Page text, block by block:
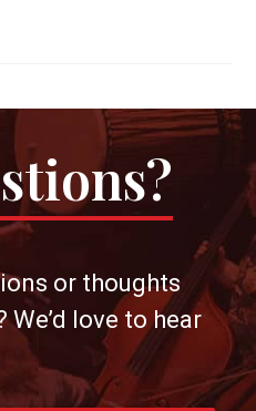
or thoughts
love to hear